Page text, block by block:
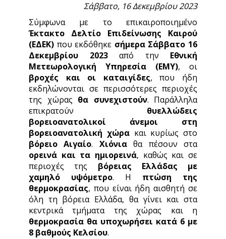
Σάββατο, 16 Δεκεμβρίου 2023
Σύμφωνα με το επικαιροποιημένο
Έκτακτο Δελτίο Επιδείνωσης Καιρού
(ΕΔΕΚ) που εκδόθηκε σήμερα Σάββατο 16
Δεκεμβρίου 2023από την Εθνική
Μετεωρολογική Υπηρεσία (ΕΜΥ), οι
βροχές και οι καταιγίδες, που ήδη
εκδηλώνονται σε περισσότερες περιοχές
της χώρας θα συνεχιστούν. Παράλληλα
επικρατούν θυελλώδεις
βορειοανατολικοί άνεμοι στη
βορειοανατολική χώρακαι κυρίως στο
βόρειο Αιγαίο. Χιόνιαθα πέσουν στα
ορεινά και τα ημιορεινά, καθώς και σε
περιοχές της βόρειας Ελλάδας με
χαμηλό υψόμετρο. Η πτώση της
θερμοκρασίας, που είναι ήδη αισθητή σε
όλη τη βόρεια Ελλάδα, θα γίνει και στα
κεντρικά τμήματα της χώρας και η
θερμοκρασία θα υποχωρήσει κατά 6 με
8 βαθμούς Κελσίου.